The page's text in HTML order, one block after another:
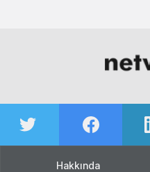
Hakkında